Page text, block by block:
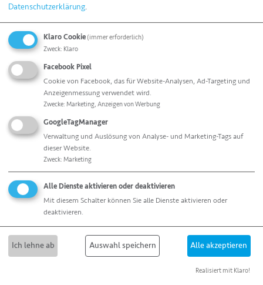
Beutel sind aus PA/PE Folie und bieten die für
Lebensmittel so wichtige Sauerstoffbarriere.
Zertifizierte Kompetenz
Höchste Hygiene- undQualitätsstandards sind für allfo
eine Selbstverständlichkeit. Die umfangreiche Auswahl
an Vakuumbeuteln erfüllt dabei selbstverständlich die
Hygienerichtlinien des BRCGS. Zudem ist allfo nach DIN
ISO 50001 zertifiziert und verfügt über das GKV
Zertifikat. Wie ernst das Unternehmen das Thema
Nachhaltigkeit nimmt, kann in dem
unternehmenseigenenNachhaltigkeitsbericht
nachgelesen werden.
Datenschutzerklärung.
Klaro Cookie (immer erforderlich)
Zweck: Klaro
Facebook Pixel
Cookie von Facebook, das für Website-Analysen, Ad-Targeting und
Anzeigenmessung verwendet wird.
Zwecke: Marketing, Anzeigen von Werbung
GoogleTagManager
Verwaltung und Auslösung von Analyse- und Marketing-Tags auf
dieser Website.
Zweck: Marketing
Alle Dienste aktivieren oder deaktivieren
Mit diesem Schalter können Sie alle Dienste aktivieren oder
deaktivieren.
Ich lehne ab Auswahl speichern Alle akzeptieren
Realisiert mit Klaro!